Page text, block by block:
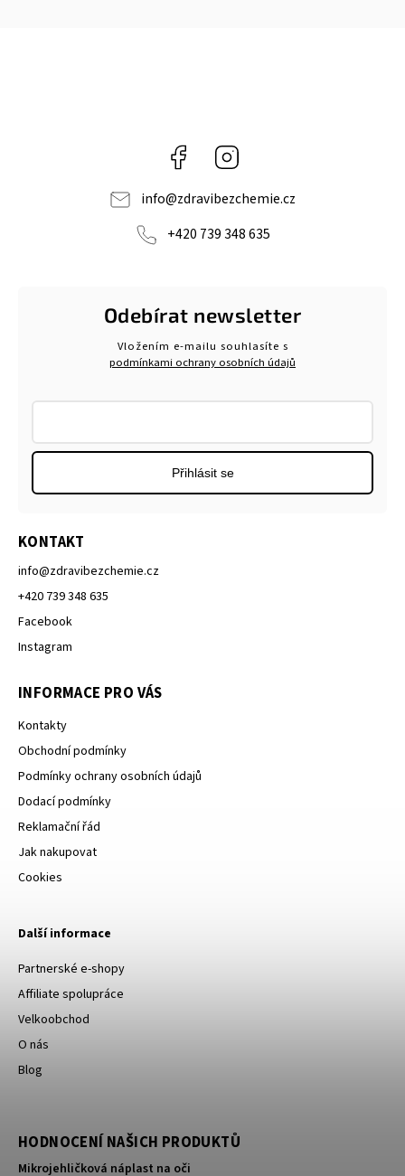
Facebook
info@zdravibezchemie.cz
+420 739 348 635
KONTAKT
info@zdravibezchemie.cz
+420 739 348 635
Facebook
Instagram
INFORMACE PRO VÁS
Kontakty
Obchodní podmínky
Podmínky ochrany osobních údajů
Dodací podmínky
Reklamační řád
Jak nakupovat
Cookies
Odebírat newsletter
Vložením e-mailu souhlasíte s
podmínkami ochrany osobních údajů
Přihlásit se
Další informace
Partnerské e-shopy
Affiliate spolupráce
Velkoobchod
O nás
Blog
HODNOCENÍ NAŠICH PRODUKTŮ
Mikrojehličková náplast na oči